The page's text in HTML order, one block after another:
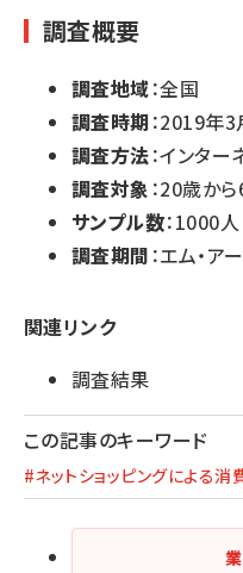
調査概要
調査地域：全国
調査時期：2019年
調査方法：インタ
調査対象 ：20歳か
サンプル数：1000人
調査期間 ：エム・
関連リンク
調査結果
この記事のキーワード
#ネットショッピングによる消